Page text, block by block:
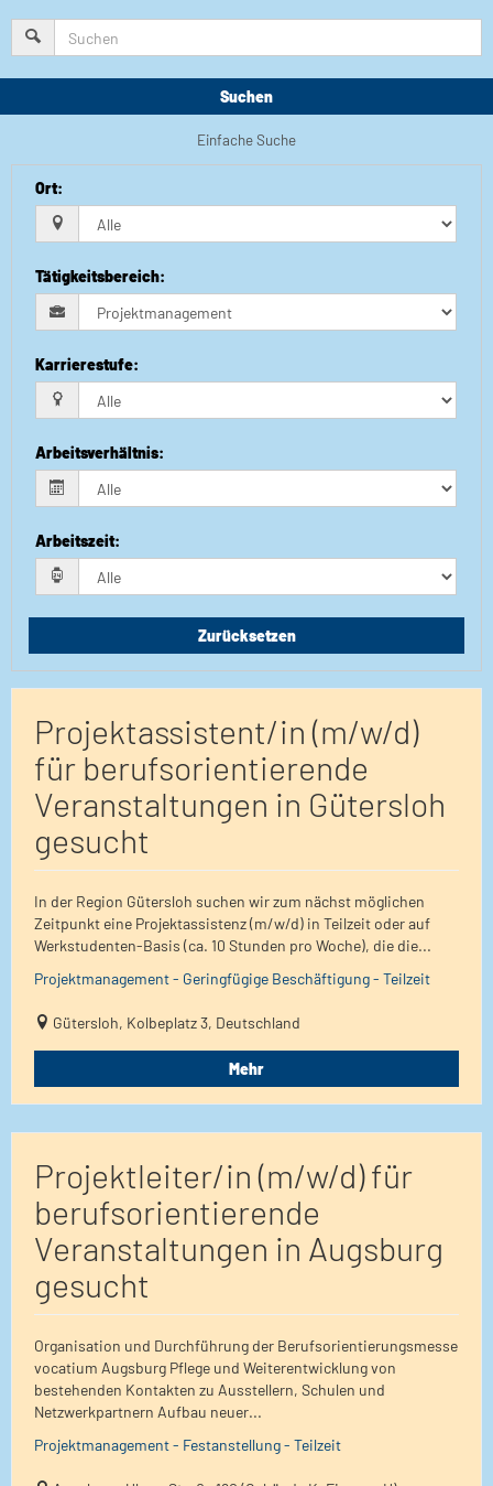
Suchen
Einfache Suche
Ort:
Tätigkeitsbereich:
Karrierestufe:
Arbeitsverhältnis:
Arbeitszeit:
Zurücksetzen
Projektassistent/in (m/w/d)
für berufsorientierende
Veranstaltungen in Gütersloh
gesucht
In der Region Gütersloh suchen wir zum nächst möglichen
Zeitpunkt eine Projektassistenz (m/w/d) in Teilzeit oder auf
Werkstudenten-Basis (ca. 10 Stunden pro Woche), die die...
Projektmanagement - Geringfügige Beschäftigung - Teilzeit
Gütersloh, Kolbeplatz 3, Deutschland
Mehr
Projektleiter/in (m/w/d) für
berufsorientierende
Veranstaltungen in Augsburg
gesucht
Organisation und Durchführung der Berufsorientierungsmesse
vocatium Augsburg Pflege und Weiterentwicklung von
bestehenden Kontakten zu Ausstellern, Schulen und
Netzwerkpartnern Aufbau neuer...
Projektmanagement - Festanstellung - Teilzeit